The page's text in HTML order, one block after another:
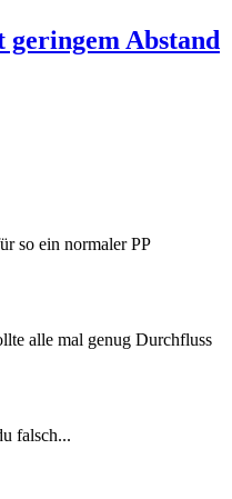
geringem Abstand
so ein normaler PP
alle mal genug Durchfluss
falsch...